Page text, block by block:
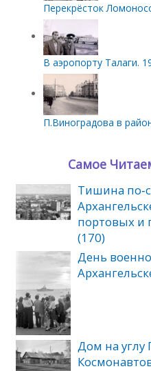
Перекрёсток
В аэропорту Талаги.
П.Виноградова в
Самое
Тишина
портовых
(170)
День
Дом на углу